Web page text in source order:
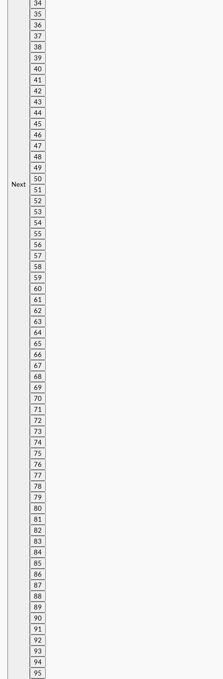
Next
34
35
36
37
38
39
40
41
42
43
44
45
46
47
48
49
50
51
52
53
54
55
56
57
58
59
60
61
62
63
64
65
66
67
68
69
70
71
72
73
74
75
76
77
78
79
80
81
82
83
84
85
86
87
88
89
90
91
92
93
94
95